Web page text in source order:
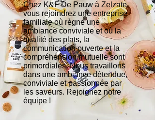
Chez K&F De Pauw à Zelzate,
vous rejoindrez une entreprise
familiale où règne une
ambiance conviviale et où la
qualité des plats, la
communication ouverte et la
compréhension mutuelle sont
primordiales. Nous travaillons
dans une ambiance détendue,
conviviale et passionnée par
les saveurs. Rejoignez notre
équipe !